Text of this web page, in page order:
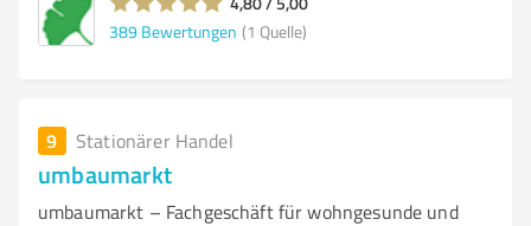
389 Bewertungen (1 Quelle)
9 Stationärer Handel
umbaumarkt
umbaumarkt – Fachgeschäft für wohngesunde und